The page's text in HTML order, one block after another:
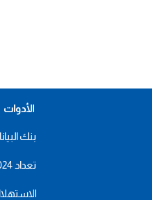
الأدوات
بنك
تعداد 2024
الاستهلاك